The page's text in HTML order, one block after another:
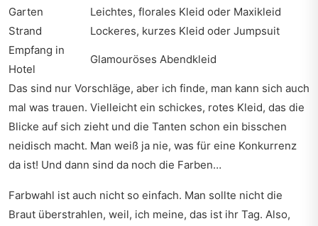
Garten
Leichtes, florales Kleid oder Maxikleid
Strand
Lockeres, kurzes Kleid oder Jumpsuit
Empfang in
Hotel
Glamouröses Abendkleid
Das sind nur Vorschläge, aber ich finde, man kann sich auch
mal was trauen. Vielleicht ein schickes, rotes Kleid, das die
Blicke auf sich zieht und die Tanten schon ein bisschen
neidisch macht. Man weiß ja nie, was für eine Konkurrenz
da ist! Und dann sind da noch die Farben…
Farbwahl ist auch nicht so einfach. Man sollte nicht die
Braut überstrahlen, weil, ich meine, das ist ihr Tag. Also,